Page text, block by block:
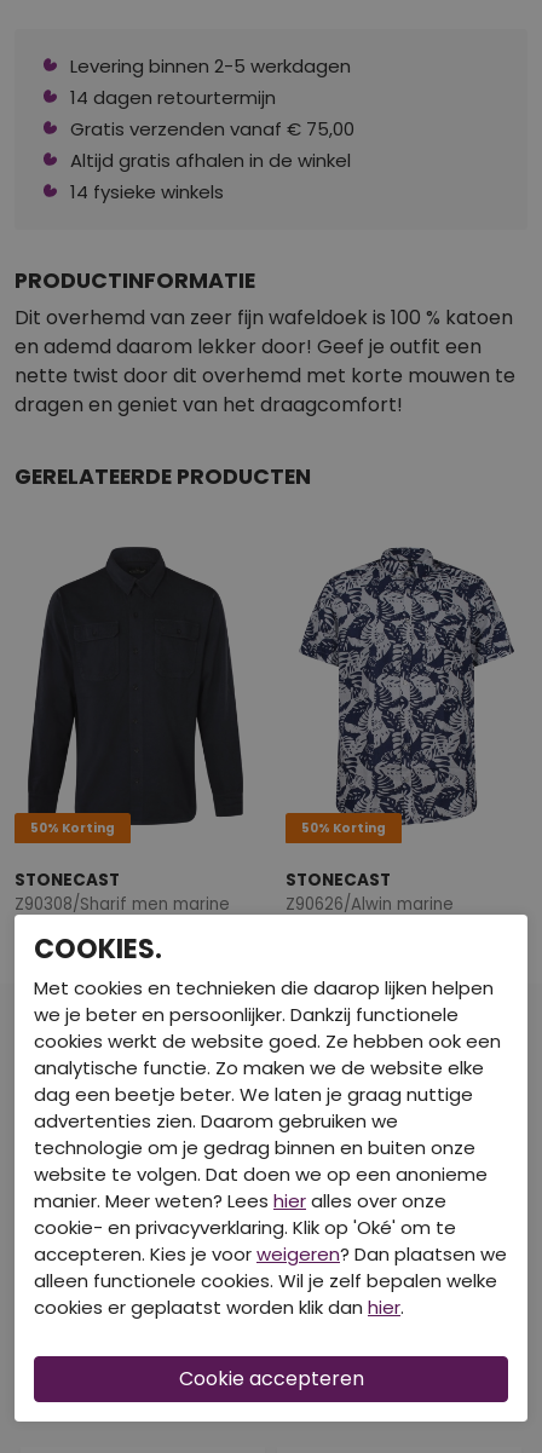
Levering binnen 2-5 werkdagen
14 dagen retourtermijn
Gratis verzenden vanaf € 75,00
Altijd gratis afhalen in de winkel
14 fysieke winkels
PRODUCTINFORMATIE
Dit overhemd van zeer fijn wafeldoek is 100 % katoen
en ademd daarom lekker door! Geef je outfit een
nette twist door dit overhemd met korte mouwen te
dragen en geniet van het draagcomfort!
GERELATEERDE PRODUCTEN
50% Korting
STONECAST
Z90308/Sharif men marine
€ 20,00
€ 39,99
50% Korting
STONECAST
Z90626/Alwin marine
DIT IS OOK LEUK VAN STONECAST!
COOKIES.
Met cookies en technieken die daarop lijken helpen
we je beter en persoonlijker. Dankzij functionele
cookies werkt de website goed. Ze hebben ook een
analytische functie. Zo maken we de website elke
dag een beetje beter. We laten je graag nuttige
advertenties zien. Daarom gebruiken we
technologie om je gedrag binnen en buiten onze
website te volgen. Dat doen we op een anonieme
manier. Meer weten? Lees hieralles over onze
cookie- en privacyverklaring. Klik op 'Oké' om te
accepteren. Kies je voorweigeren? Dan plaatsen we
alleen functionele cookies. Wil je zelf bepalen welke
cookies er geplaatst worden klik dan hier.